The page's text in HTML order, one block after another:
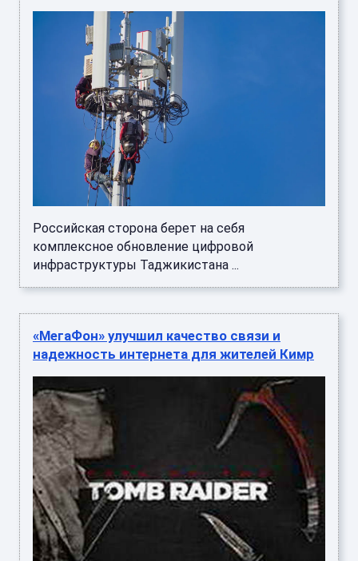
Российская сторона берет на себя
комплексное обновление цифровой
инфраструктуры Таджикистана ...
«МегаФон» улучшил качество связи и
надежность интернета для жителей Кимр